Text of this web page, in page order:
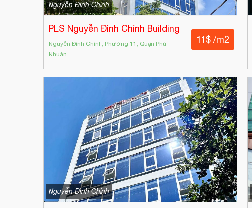
Nguyễn Đình Chính
PLS Nguyễn Đình Chính Building
Nguyễn Đình Chính, Phường 11, Quận Phú
Nhuận
11$ /m2
Nguyễn Đình Chính